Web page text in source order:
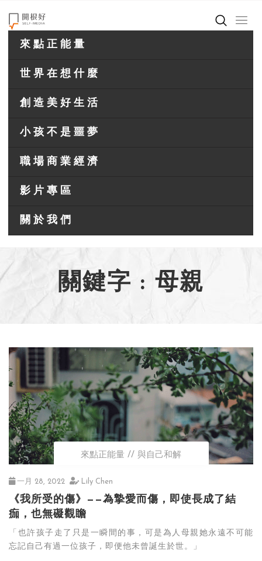
來點正能量
世界在想什麼
創造美好生活
小孩不是噩夢
職場商業經濟
影片專區
關於我們
關鍵字 : 母親
來點正能量 與自己和解
一月 28, 2022 Lily Chen
《我所受的傷》——為摯愛而傷，即使長成了結
痂，也無礙觀瞻
「也許孩子走了只是一瞬間的事，可是為人母親她永遠不可能
忘記自己有過一位孩子，即便他未曾誕生於世。」